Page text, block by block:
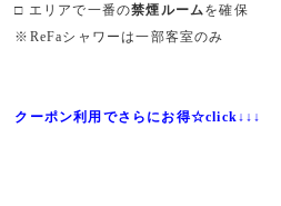
□ エリアで一番の禁煙ルームを確保
※ReFaシャワーは一部客室のみ
クーポン利用でさらにお得☆click↓↓↓